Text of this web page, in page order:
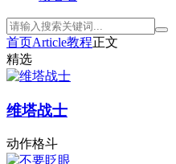
首页Article教程正文
精选
维塔战士
动作格斗